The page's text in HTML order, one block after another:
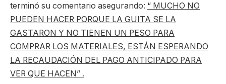
terminó su comentario asegurando: “ MUCHO NO
PUEDEN HACER PORQUE LA GUITA SE LA
GASTARON Y NO TIENEN UN PESO PARA
COMPRAR LOS MATERIALES, ESTÁN ESPERANDO
LA RECAUDACIÓN DEL PAGO ANTICIPADO PARA
VER QUE HACEN” .